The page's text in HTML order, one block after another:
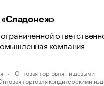
компания
Оптовая торговля пищевыми
торговля кондитерскими